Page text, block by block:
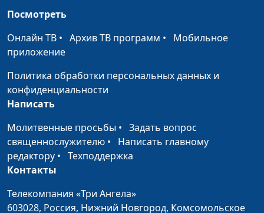
Воронина
свободой
Лебедева, клинический
Сергеева, Татьяна
Тимонина, Гегецик
Подростковые
бунты: как
справиться
Гончар, педагог-
психолог, Юлия
Посмотреть
Онлайн ТВ • Архив ТВ программ • Мобильное
приложение
Политика обработки персональных данных и
конфиденциальности
Написать
Молитвенные просьбы • Задать вопрос
священнослужителю • Написать главному
редактору • Техподдержка
Контакты
Телекомпания «Три Ангела»
603028, Россия, Нижний Новгород, Комсомольское